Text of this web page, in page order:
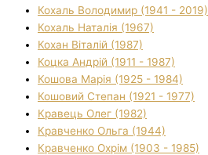
Кохаль Володимир (1941 - 2019)
Кохаль Наталія (1967)
Кохан Віталій (1987)
Коцка Андрій (1911 - 1987)
Кошова Марія (1925 - 1984)
Кошовий Степан (1921 - 1977)
Кравець Олег (1982)
Кравченко Ольга (1944)
Кравченко Охрім (1903 - 1985)